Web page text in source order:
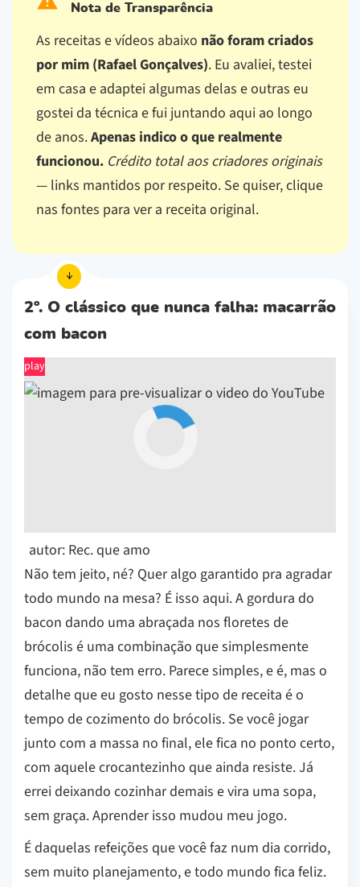
Nota de Transparência
As receitas e vídeos abaixo não foram criados
por mim (Rafael Gonçalves). Eu avaliei, testei
em casa e adaptei algumas delas e outras eu
gostei da técnica e fui juntando aqui ao longo
de anos.Apenas indico o que realmente
funcionou. Crédito total aos criadores originais
— links mantidos por respeito. Se quiser, clique
nas fontes para ver a receita original.
2º. O clássico que nunca falha: macarrão
com bacon
play
autor: Rec. que amo
Não tem jeito, né? Quer algo garantido pra agradar
todo mundo na mesa? É isso aqui. A gordura do
bacon dando uma abraçada nos floretes de
brócolis é uma combinação que simplesmente
funciona, não tem erro. Parece simples, e é, mas o
detalhe que eu gosto nesse tipo de receita é o
tempo de cozimento do brócolis. Se você jogar
junto com a massa no final, ele fica no ponto certo,
com aquele crocantezinho que ainda resiste. Já
errei deixando cozinhar demais e vira uma sopa,
sem graça. Aprender isso mudou meu jogo.
É daquelas refeições que você faz num dia corrido,
sem muito planejamento, e todo mundo fica feliz.